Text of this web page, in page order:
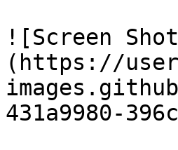
![Screen
(https://
431a9980-